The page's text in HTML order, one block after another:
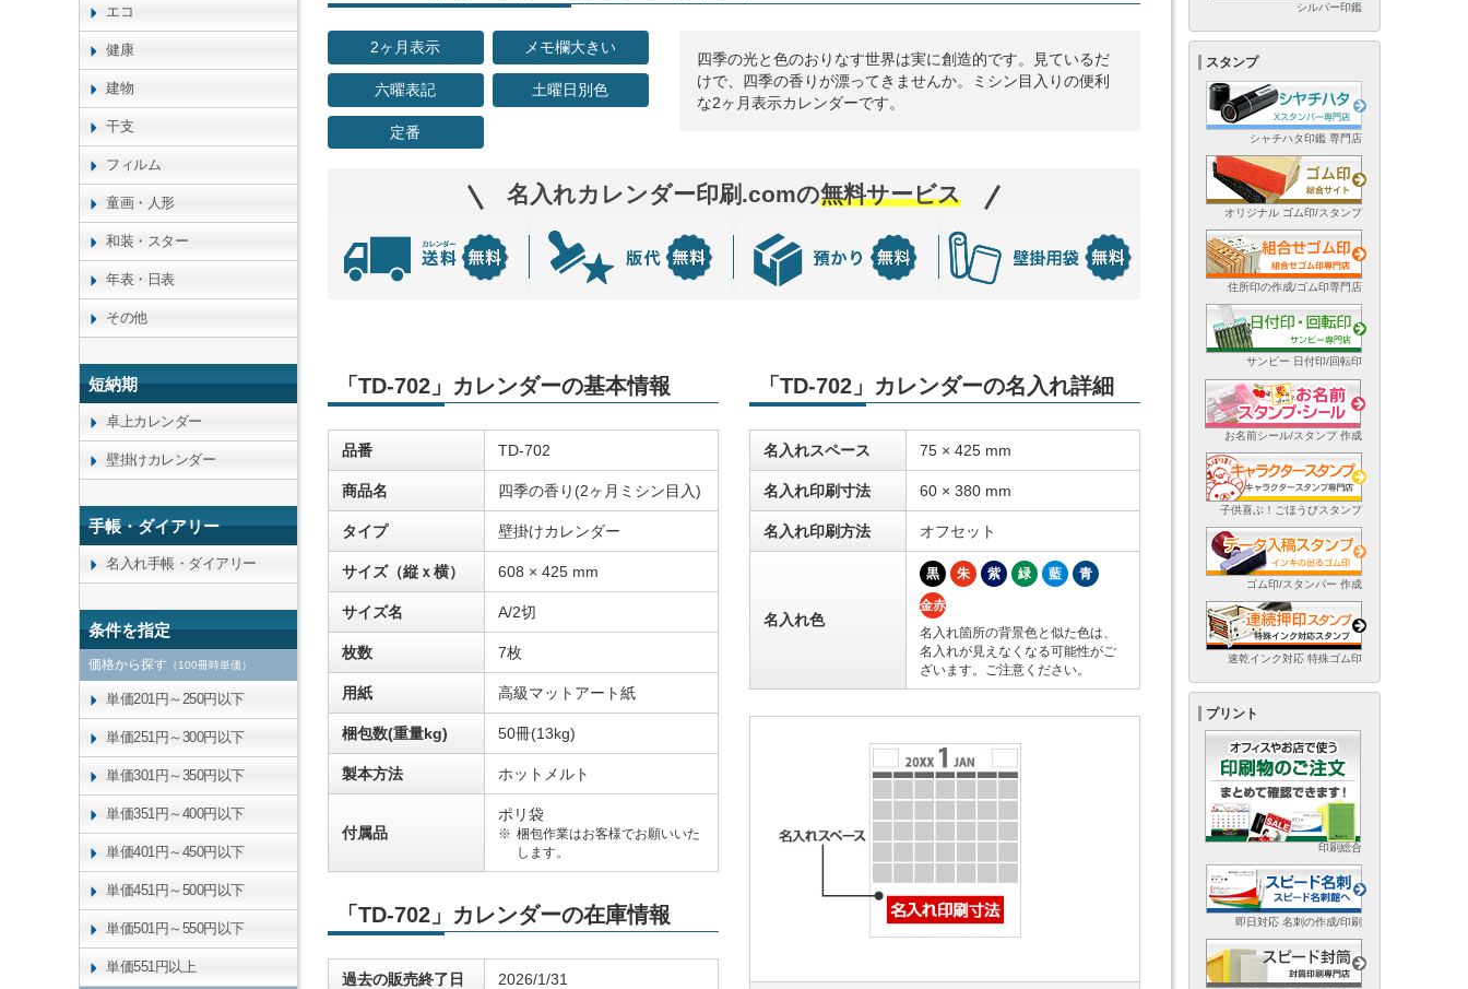
2ヶ月表示 メモ欄大きい
六曜表記 土曜日別色
定番
四季の光と色のおりなす世界は実に創造的です。見ているだ
けで、四季の香りが漂ってきませんか。ミシン目入りの便利
な2ヶ月表示カレンダーです。
名入れカレンダー印刷.comの無料サービス
「TD-702」カレンダーの基本情報
品番 TD-702
商品名 四季の香り(2ヶ月ミシン目入)
タイプ 壁掛けカレンダー
サイズ（縦ｘ横） 608 × 425 mm
サイズ名 A/2切
枚数 7枚
用紙 高級マットアート紙
梱包数(重量kg) 50冊(13kg)
製本方法 ホットメルト
付属品
ポリ袋
梱包作業はお客様でお願いいた
します。
「TD-702」カレンダーの在庫情報
過去の販売終了日 2026/1/31
「TD-702」カレンダーの名入れ詳細
名入れスペース 75 × 425 mm
名入れ印刷寸法 60 × 380 mm
名入れ印刷方法 オフセット
名入れ色
黒 朱 紫 緑 藍 青
金赤
名入れ箇所の背景色と似た色は、
名入れが見えなくなる可能性がご
ざいます。ご注意ください。
エコ
健康
建物
干支
フィルム
童画・人形
和装・スター
年表・日表
その他
短納期
卓上カレンダー
壁掛けカレンダー
手帳・ダイアリー
名入れ手帳・ダイアリー
条件を指定
価格から探す （100冊時単価）
単価201円～250円以下
単価251円～300円以下
単価301円～350円以下
単価351円～400円以下
単価401円～450円以下
単価451円～500円以下
単価501円～550円以下
単価551円以上
シルバー印鑑
スタンプ
シャチハタ印鑑 専門店
オリジナル ゴム印/スタンプ
住所印の作成/ゴム印専門店
サンビー 日付印/回転印
お名前シール/スタンプ 作成
子供喜ぶ！ごほうびスタンプ
ゴム印/スタンパー 作成
速乾インク対応 特殊ゴム印
プリント
印刷総合
即日対応 名刺の作成/印刷